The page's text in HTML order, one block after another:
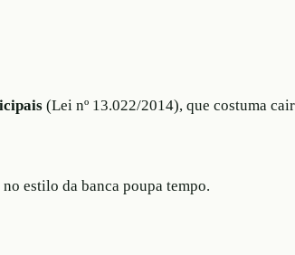
(Lei nº 13.022/2014), que costuma
estilo da banca poupa tempo.